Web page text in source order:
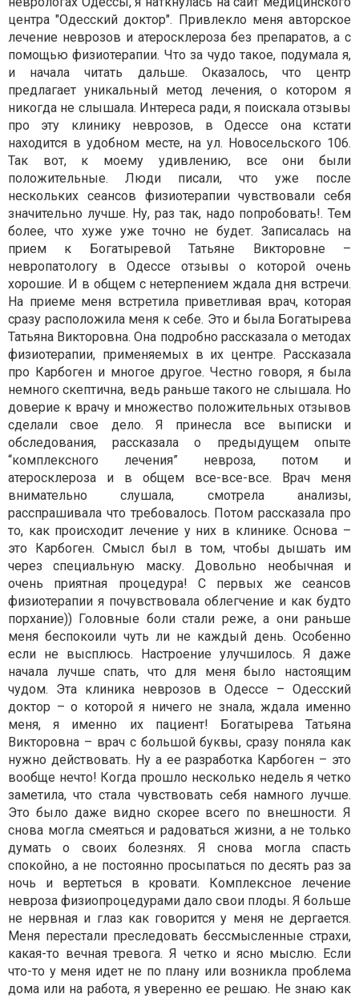
центра "Одесский доктор". Привлекло меня авторское
лечение неврозов и атеросклероза без препаратов, а с
помощью физиотерапии. Что за чудо такое, подумала я,
и начала читать дальше. Оказалось, что центр
предлагает уникальный метод лечения, о котором я
никогда не слышала. Интереса ради, я поискала отзывы
про эту клинику неврозов, в Одессе она кстати
находится в удобном месте, на ул. Новосельского 106.
Так вот, к моему удивлению, все они были
положительные. Люди писали, что уже после
нескольких сеансов физиотерапии чувствовали себя
значительно лучше. Ну, раз так, надо попробовать!. Тем
более, что хуже уже точно не будет. Записалась на
прием к Богатыревой Татьяне Викторовне –
невропатологу в Одессе отзывы о которой очень
хорошие. И в общем с нетерпением ждала дня встречи.
На приеме меня встретила приветливая врач, которая
сразу расположила меня к себе. Это и была Богатырева
Татьяна Викторовна. Она подробно рассказала о методах
физиотерапии, применяемых в их центре. Рассказала
про Карбоген и многое другое. Честно говоря, я была
немного скептична, ведь раньше такого не слышала. Но
доверие к врачу и множество положительных отзывов
сделали свое дело. Я принесла все выписки и
обследования, рассказала о предыдущем опыте
“комплексного лечения” невроза, потом и
атеросклероза и в общем все-все-все. Врач меня
внимательно слушала, смотрела анализы,
расспрашивала что требовалось. Потом рассказала про
то, как происходит лечение у них в клинике. Основа –
это Карбоген. Смысл был в том, чтобы дышать им
через специальную маску. Довольно необычная и
очень приятная процедура! С первых же сеансов
физиотерапии я почувствовала облегчение и как будто
порхание)) Головные боли стали реже, а они раньше
меня беспокоили чуть ли не каждый день. Особенно
если не высплюсь. Настроение улучшилось. Я даже
начала лучше спать, что для меня было настоящим
чудом. Эта клиника неврозов в Одессе – Одесский
доктор – о которой я ничего не знала, ждала именно
меня, я именно их пациент! Богатырева Татьяна
Викторовна – врач с большой буквы, сразу поняла как
нужно действовать. Ну а ее разработка Карбоген – это
вообще нечто! Когда прошло несколько недель я четко
заметила, что стала чувствовать себя намного лучше.
Это было даже видно скорее всего по внешности. Я
снова могла смеяться и радоваться жизни, а не только
думать о своих болезнях. Я снова могла спасть
спокойно, а не постоянно просыпаться по десять раз за
ночь и вертеться в кровати. Комплексное лечение
невроза физиопроцедурами дало свои плоды. Я больше
не нервная и глаз как говорится у меня не дергается.
Меня перестали преследовать бессмысленные страхи,
какая-то вечная тревога. Я четко и ясно мыслю. Если
что-то у меня идет не по плану или возникла проблема
дома или на работа, я уверенно ее решаю. Не знаю как